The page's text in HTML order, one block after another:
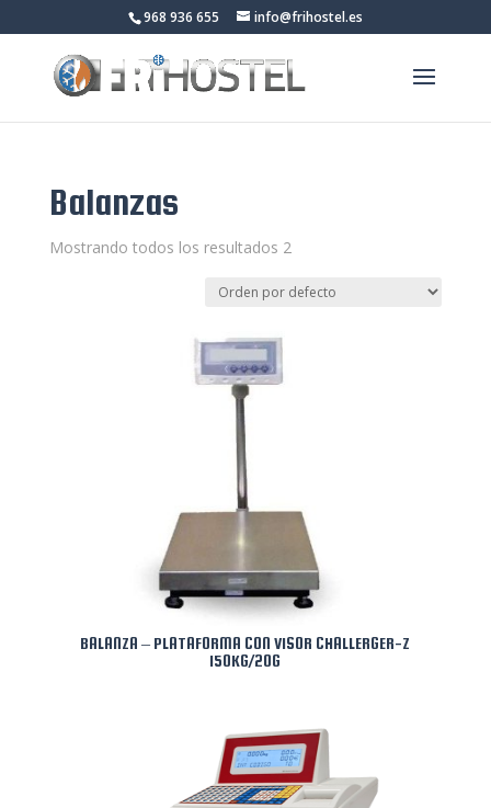
968 936 655 info@frihostel.es
Balanzas
Mostrando todos los resultados 2
BALANZA – PLATAFORMA CON VISOR CHALLERGER-Z
150KG/20G